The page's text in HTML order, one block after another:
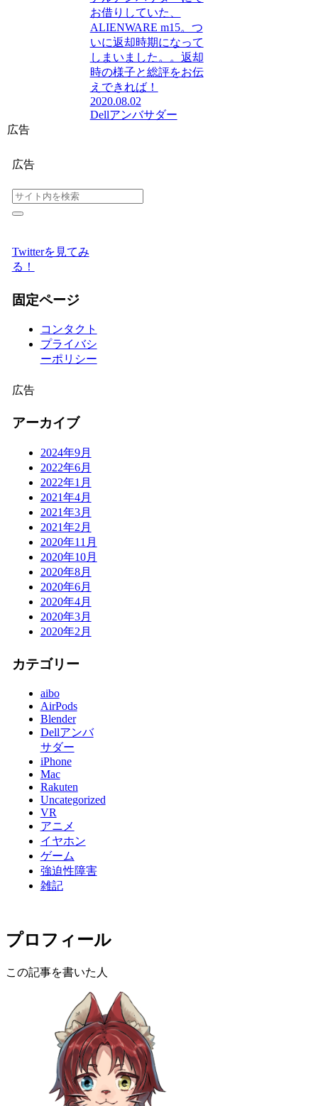
お借りしていた、
ALIENWARE m15。つ
いに返却時期になって
しまいました。。返却
時の様子と総評をお伝
えできれば！
2020.08.02
Dellアンバサダー
広告
広告
Twitterを見てみ
る！
固定ページ
コンタクト
プライバシ
ーポリシー
広告
アーカイブ
2024年9月
2022年6月
2022年1月
2021年4月
2021年3月
2021年2月
2020年11月
2020年10月
2020年8月
2020年6月
2020年4月
2020年3月
2020年2月
カテゴリー
aibo
AirPods
Blender
Dellアンバ
サダー
iPhone
Mac
Rakuten
Uncategorized
VR
アニメ
イヤホン
ゲーム
強迫性障害
雑記
プロフィール
この記事を書いた人